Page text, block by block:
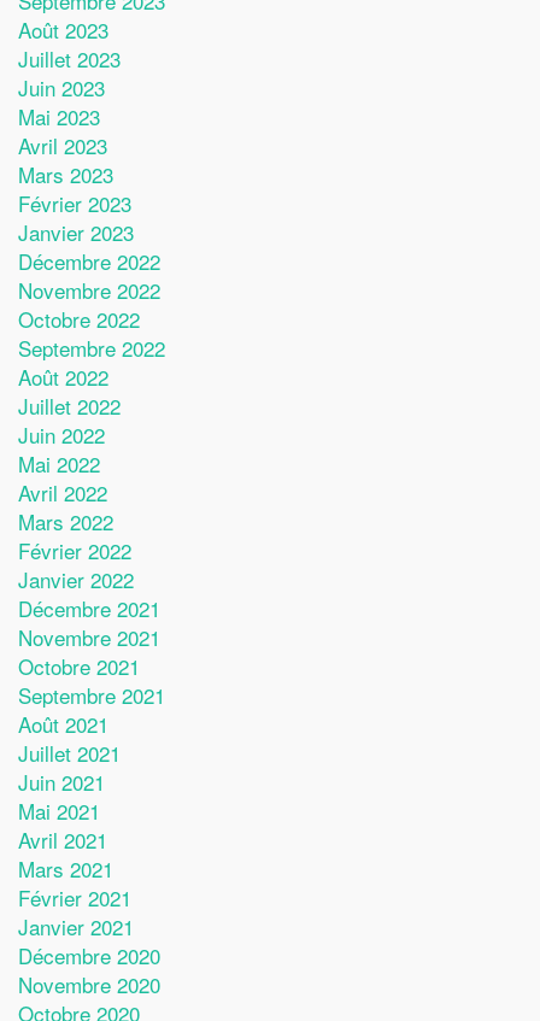
Août 2023
Juillet 2023
Juin 2023
Mai 2023
Avril 2023
Mars 2023
Février 2023
Janvier 2023
Décembre 2022
Novembre 2022
Octobre 2022
Septembre 2022
Août 2022
Juillet 2022
Juin 2022
Mai 2022
Avril 2022
Mars 2022
Février 2022
Janvier 2022
Décembre 2021
Novembre 2021
Octobre 2021
Septembre 2021
Août 2021
Juillet 2021
Juin 2021
Mai 2021
Avril 2021
Mars 2021
Février 2021
Janvier 2021
Décembre 2020
Novembre 2020
Octobre 2020